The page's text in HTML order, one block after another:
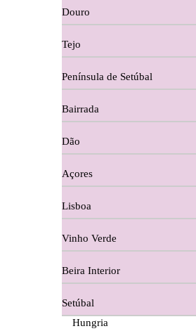
Casa Relvas Alentejo
Caves de São João - Bairrada
Charcutaria
Copos e Decanter
Cortes De Reguengo Douro
Digestivos
Divai - Alentejo
Dona Sancha Dão
Doroteia Douro
Ermelinda Freitas - Setubal
Douro
Tejo
Península de Setúbal
Bairrada
Dão
Açores
Lisboa
Vinho Verde
Beira Interior
Setúbal
Hungria